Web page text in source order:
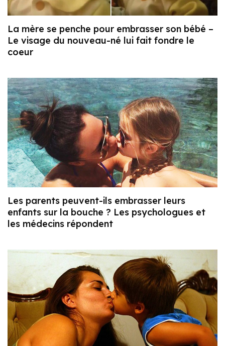
La mère se penche pour embrasser son bébé –
Le visage du nouveau-né lui fait fondre le
coeur
Les parents peuvent-ils embrasser leurs
enfants sur la bouche ? Les psychologues et
les médecins répondent